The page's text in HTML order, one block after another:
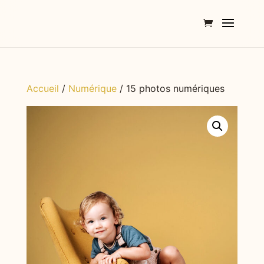
Accueil / Numérique/ 15 photos numériques